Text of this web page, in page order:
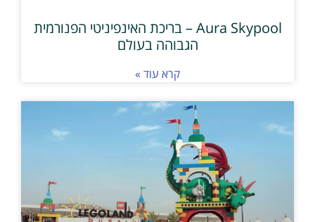
Aura Skypool – בריכת האינפיניטי הפנורמית
הגבוהה בעולם
קרא עוד »